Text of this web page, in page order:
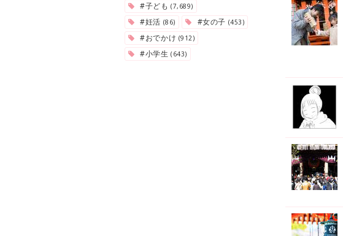
#子ども(7,689)
#妊活 (86) #女の子 (453)
#おでかけ (912)
#小学生(643)